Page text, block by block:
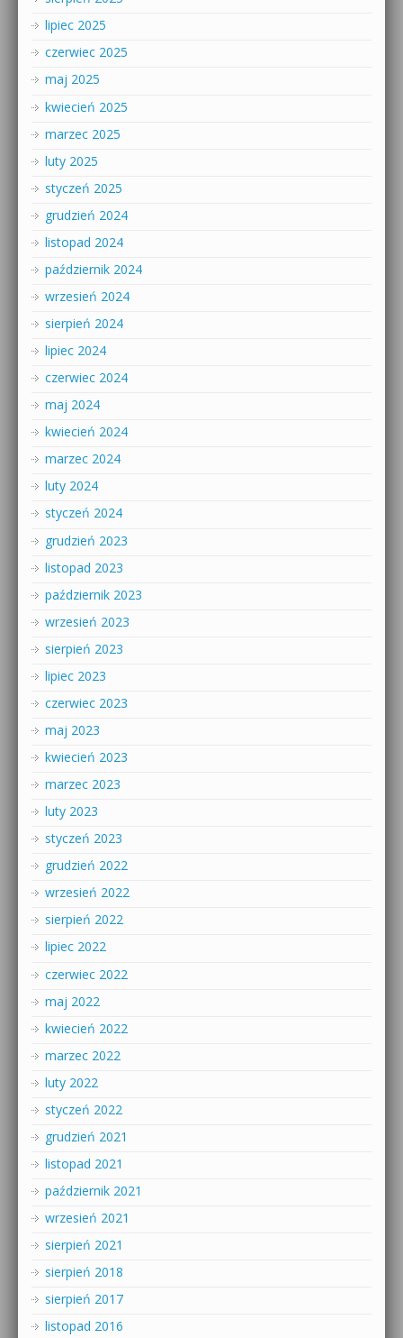
lipiec 2025
czerwiec 2025
maj 2025
kwiecień 2025
marzec 2025
luty 2025
styczeń 2025
grudzień 2024
listopad 2024
październik 2024
wrzesień 2024
sierpień 2024
lipiec 2024
czerwiec 2024
maj 2024
kwiecień 2024
marzec 2024
luty 2024
styczeń 2024
grudzień 2023
listopad 2023
październik 2023
wrzesień 2023
sierpień 2023
lipiec 2023
czerwiec 2023
maj 2023
kwiecień 2023
marzec 2023
luty 2023
styczeń 2023
grudzień 2022
wrzesień 2022
sierpień 2022
lipiec 2022
czerwiec 2022
maj 2022
kwiecień 2022
marzec 2022
luty 2022
styczeń 2022
grudzień 2021
listopad 2021
październik 2021
wrzesień 2021
sierpień 2021
sierpień 2018
sierpień 2017
listopad 2016